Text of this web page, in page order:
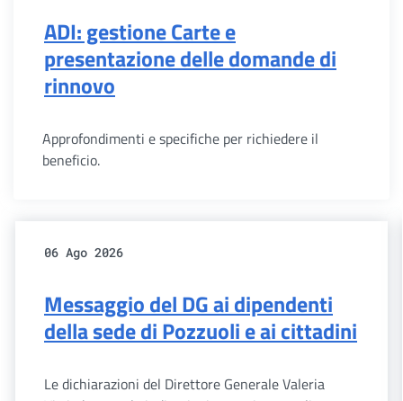
ADI: gestione Carte e
presentazione delle domande di
rinnovo
Approfondimenti e specifiche per richiedere il
beneficio.
06 Ago 2026
Messaggio del DG ai dipendenti
della sede di Pozzuoli e ai cittadini
Le dichiarazioni del Direttore Generale Valeria